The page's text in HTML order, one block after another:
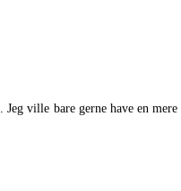
ville bare gerne have en mere